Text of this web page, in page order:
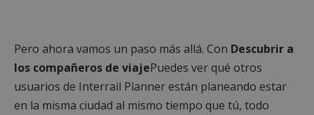
Pero ahora vamos un paso más allá. Con Descubrir a
los compañeros de viajePuedes ver qué otros
usuarios de Interrail Planner están planeando estar
en la misma ciudad al mismo tiempo que tú, todo